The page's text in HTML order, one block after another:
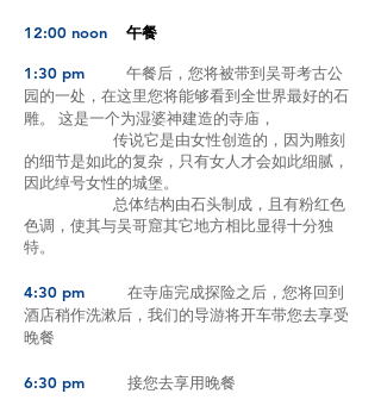
12:00 noon 午餐
1:30 pm
午餐后，您将被带到吴哥考古公
园的一处，在这里您将能够看到全世界最好的石
雕。 这是一个为湿婆神建造的寺庙，
传说它是由女性创造的，因为雕刻
的细节是如此的复杂，只有女人才会如此细腻，
因此绰号女性的城堡。
总体结构由石头制成，且有粉红色
色调，使其与吴哥窟其它地方相比显得十分独
特。
4:30 pm 在寺庙完成探险之后，您将回到
酒店稍作洗漱后，我们的导游将开车带您去享受
晚餐
6:30 pm 接您去享用晚餐